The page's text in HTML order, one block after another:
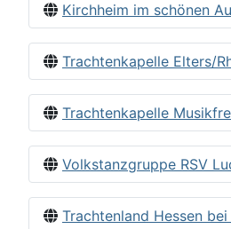
Kirchheim im schönen
Trachtenkapelle Elters/
Trachtenkapelle
Volkstanzgruppe RSV
Trachtenland Hessen